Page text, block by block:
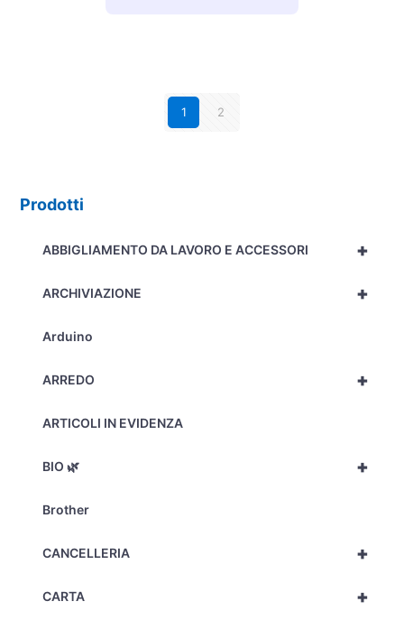
Prodotti
+
ABBIGLIAMENTO DA LAVORO E ACCESSORI
+
ARCHIVIAZIONE
Arduino
+
ARREDO
ARTICOLI IN EVIDENZA
+
BIO 🌿
Brother
+
CANCELLERIA
+
CARTA
1 2